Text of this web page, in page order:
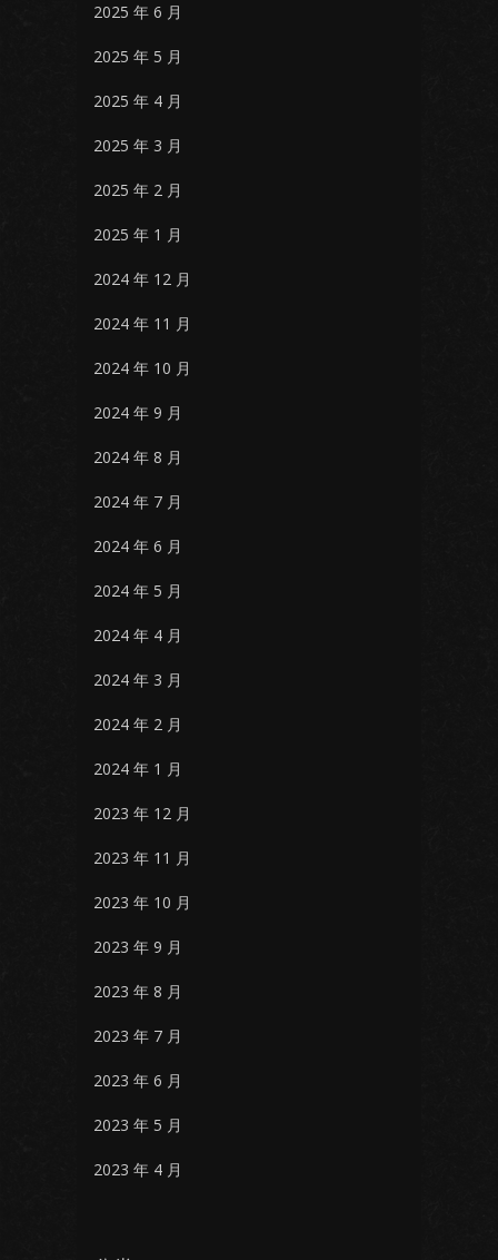
2025 年 6 月
2025 年 5 月
2025 年 4 月
2025 年 3 月
2025 年 2 月
2025 年 1 月
2024 年 12 月
2024 年 11 月
2024 年 10 月
2024 年 9 月
2024 年 8 月
2024 年 7 月
2024 年 6 月
2024 年 5 月
2024 年 4 月
2024 年 3 月
2024 年 2 月
2024 年 1 月
2023 年 12 月
2023 年 11 月
2023 年 10 月
2023 年 9 月
2023 年 8 月
2023 年 7 月
2023 年 6 月
2023 年 5 月
2023 年 4 月